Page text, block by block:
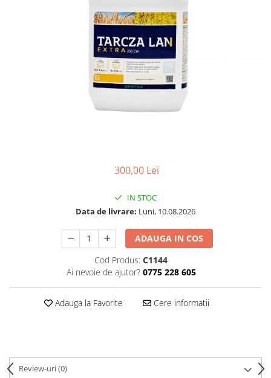
300,00 Lei
IN STOC
Data de livrare: Luni, 10.08.2026
ADAUGA IN COS
Cod Produs: C1144
Ai nevoie de ajutor? 0775 228 605
Adauga la Favorite Cere informatii
Review-uri(0)